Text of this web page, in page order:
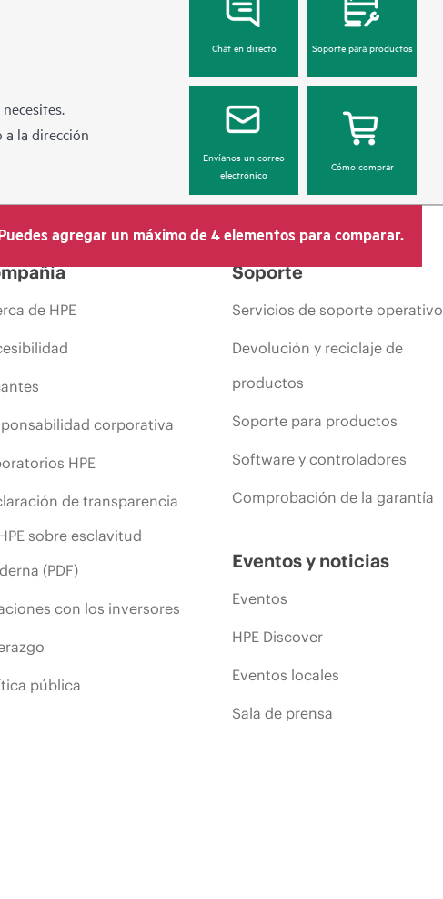
a la dirección
Chat en directo Soporte para productos
Envíanos un correo
electrónico
Cómo comprar
agregar un máximo de 4 elementos para comparar.
de HPE
corporativa
HPE
de transparencia
sobre esclavitud
(PDF)
con los inversores
pública
Soporte
Servicios de soporte operativo
Devolución y reciclaje de
productos
Soporte para productos
Software y controladores
Comprobación de la garantía
Eventos y noticias
Eventos
HPE Discover
Eventos locales
Sala de prensa